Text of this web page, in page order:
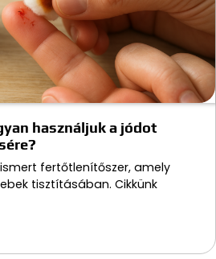
használjuk a jódot
fertőtlenítőszer, amely
tisztításában. Cikkünk